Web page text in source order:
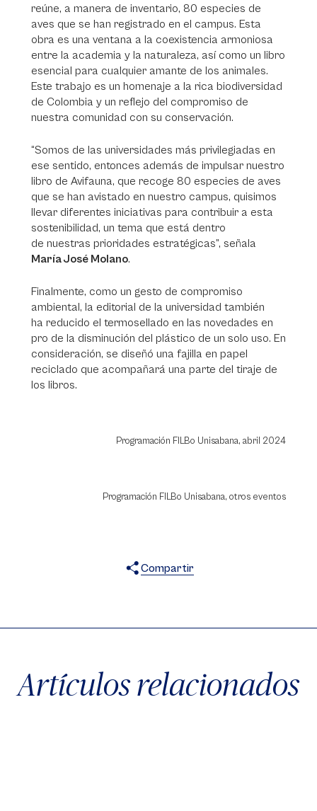
reúne, a manera de inventario, 80 especies de
aves que se han registrado en el campus. Esta
obra es una ventana a la coexistencia armoniosa
entre la academia y la naturaleza, así como un libro
esencial para cualquier amante de los animales.
Este trabajo es un homenaje a la rica biodiversidad
de Colombia y un reflejo del compromiso de
nuestra comunidad con su conservación.
“Somos de las universidades más privilegiadas en
ese sentido, entonces además de impulsar nuestro
libro de Avifauna, que recoge 80 especies de aves
que se han avistado en nuestro campus, quisimos
llevar diferentes iniciativas para contribuir a esta
sostenibilidad, un tema que está dentro
de nuestras prioridades estratégicas”, señala
María José Molano.
Finalmente, como un gesto de compromiso
ambiental, la editorial de la universidad también
ha reducido el termosellado en las novedades en
pro de la disminución del plástico de un solo uso. En
consideración, se diseñó una fajilla en papel
reciclado que acompañará una parte del tiraje de
los libros.
Programación FILBo Unisabana, abril 2024
Programación FILBo Unisabana, otros eventos
Compartir
Artículos relacionados